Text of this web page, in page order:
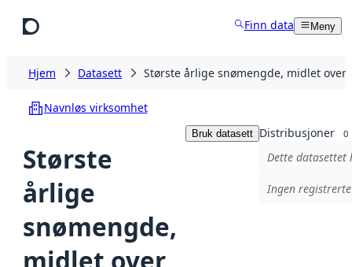
Finn data Meny
Hjem Datasett Største årlige snømengde, midlet over
Navnløs virksomhet
Største
årlige
snømengde,
midlet over
Bruk datasett Distribusjoner 0
Dette datasettet
Ingen